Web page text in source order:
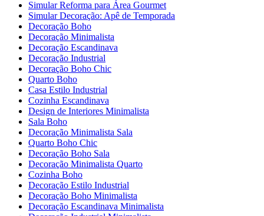
Simular Reforma para Área Gourmet
Simular Decoração: Apê de Temporada
Decoração Boho
Decoração Minimalista
Decoração Escandinava
Decoração Industrial
Decoração Boho Chic
Quarto Boho
Casa Estilo Industrial
Cozinha Escandinava
Design de Interiores Minimalista
Sala Boho
Decoração Minimalista Sala
Quarto Boho Chic
Decoração Boho Sala
Decoração Minimalista Quarto
Cozinha Boho
Decoração Estilo Industrial
Decoração Boho Minimalista
Decoração Escandinava Minimalista